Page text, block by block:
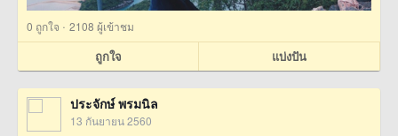
0 ถูกใจ · 2108 ผู้เข้าชม
ถูกใจ แบ่งปัน
ประจักษ์ พรมนิล
13 กันยายน 2560